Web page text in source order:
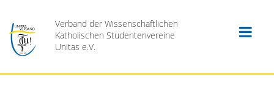
Verband der Wissenschaftlichen
Katholischen Studentenvereine
Unitas e.V.